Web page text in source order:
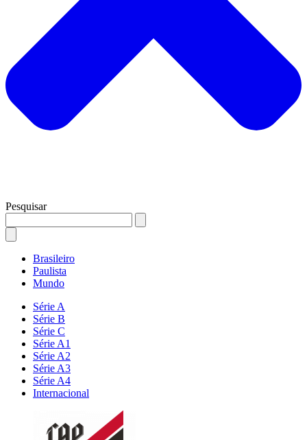
Pesquisar
Brasileiro
Paulista
Mundo
Série A
Série B
Série C
Série A1
Série A2
Série A3
Série A4
Internacional